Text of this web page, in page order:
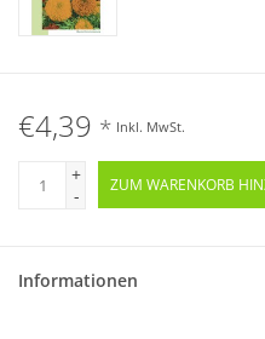
€4,39 * Inkl. MwSt.
+
-
ZUM WARENKORB
Informationen